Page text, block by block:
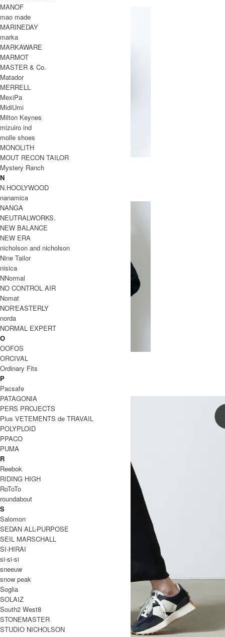
CHEMICAL DUVET CAMO
SOLD OUT
MOUNTAIN EQUIPMENT
マウンテンイクイップメント
CHEMICAL DUVET
SOLD OUT
MOUNTAIN EQUIPMENT
マウンテンイクイップメント
MANOF
mao made
MARINEDAY
marka
MARKAWARE
MARMOT
MASTER & Co.
Matador
MERRELL
MexiPa
MidiUmi
Milton Keynes
mizuiro ind
molle shoes
MONOLITH
MOUT RECON TAILOR
Mystery Ranch
N
N.HOOLYWOOD
nanamica
NANGA
NEUTRALWORKS.
NEW BALANCE
NEW ERA
nicholson and nicholson
Nine Tailor
nisica
NNormal
NO CONTROL AIR
Nomat
NOR'EASTERLY
norda
NORMAL EXPERT
O
OOFOS
ORCIVAL
Ordinary Fits
P
Pacsafe
PATAGONIA
PERS PROJECTS
Plus VETEMENTS de TRAVAIL
POLYPLOID
PPACO
PUMA
R
Reebok
RIDING HIGH
RoToTo
roundabout
S
Salomon
SEDAN ALL-PURPOSE
SEIL MARSCHALL
SI-HIRAI
si-si-si
sneeuw
snow peak
Soglia
SOLAIZ
South2 West8
STONEMASTER
STUDIO NICHOLSON